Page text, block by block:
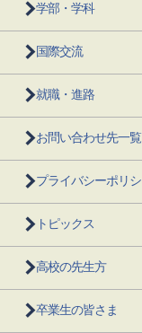
学部・学科
国際交流
就職・進路
お問い合わせ先一覧
プライバシーポリ
トピックス
高校の先生方
卒業生の皆さま